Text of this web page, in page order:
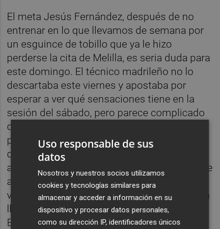
El meta Jesús Fernández, después de no
entrenar en lo que llevamos de semana por
un esguince de tobillo que ya le hizo
perderse la cita de Melilla, es seria duda para
este domingo. El técnico madrileño no lo
descartaba este viernes y apostaba por
esperar a ver qué sensaciones tiene en la
sesión del sábado, pero parece complicado
que entre en la convocatoria y si lo hace sea
para regresar a la titularidad en detrimento
de
Adri López
. También es duda para recibir
al Águilas el mediocentro
César Moreno
, que
arrastra molestias musculares desde hace
varias jornadas y que durante la semana han
llevado a que reciba una atención especial.
Eso sí, Mora tampoco descartaba este
Uso responsable de sus
datos
Nosotros y nuestros socios utilizamos
cookies y tecnologías similares para
almacenar y acceder a información en su
dispositivo y procesar datos personales,
como su dirección IP, identificadores únicos